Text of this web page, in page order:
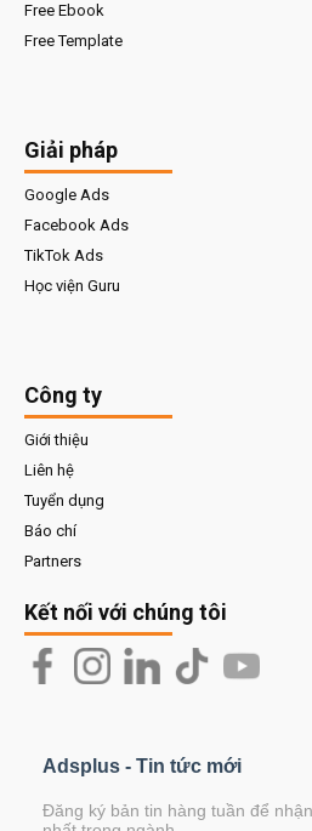
Free Ebook
Free Template
Giải pháp
Google Ads
Facebook Ads
TikTok Ads
Học viện Guru
Công ty
Giới thiệu
Liên hệ
Tuyển dụng
Báo chí
Partners
Kết nối với chúng tôi